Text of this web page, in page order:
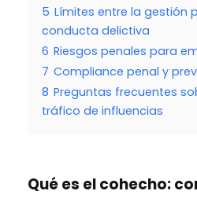
5 Límites entre la gestión
conducta delictiva
6 Riesgos penales para
7 Compliance penal y
8 Preguntas frecuentes
tráfico de influencias
Qué es el cohecho: